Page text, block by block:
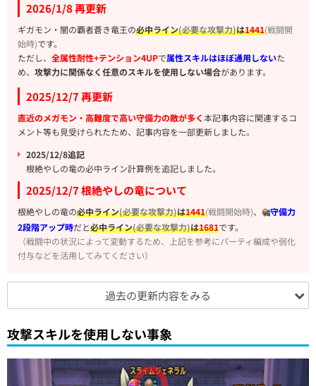
2026/1/8 再更新
ギガモン・闇の覇者蒼き竜王の必中ライン(必要な攻撃力)は1441(戦闘開
始時)です。
ただし、 全属性耐性+テンション4UPで属性スキルはほぼ通用しないた
め、 攻撃力に関係なく任意のスキルを使用しない場合があります。
2025/12/7 再更新
直近のメガモン・高難度で高い守備力の敵が多く本記事内容に関連するコ
メント等も見受けられたため、記事内容を一部更新しました。
2025/12/8追記
根絶やしの竜の必中ライン計算例を追記しました。
2025/12/7 根絶やしの竜について
根絶やしの竜の必中ライン(必要な攻撃力)は1441(戦闘開始時)、
守備力
2段階アップ時だと必中ライン(必要な攻撃力)は1681です。
（戦闘中の状況によって変動するため、上記を参考にパーティ編成や弱化
付与などを活用してみてください）
過去の更新内容をみる
攻撃スキルを使用しない事象